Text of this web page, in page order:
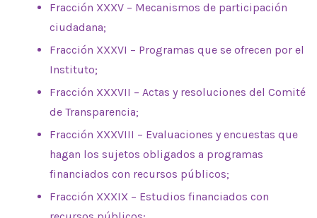
Fracción XXXV – Mecanismos de participación
ciudadana;
Fracción XXXVI – Programas que se ofrecen por el
Instituto;
Fracción XXXVII – Actas y resoluciones del Comité
de Transparencia;
Fracción XXXVIII – Evaluaciones y encuestas que
hagan los sujetos obligados a programas
financiados con recursos públicos;
Fracción XXXIX – Estudios financiados con